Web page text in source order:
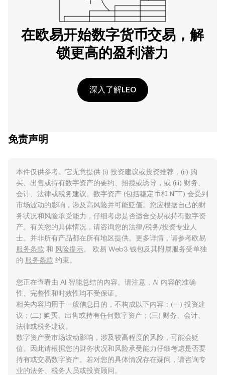
在欧易开始数字货币交易，解
锁更高的盈利潜力
深入了解LEO
免责声明
本件仅供参考。它无意提供 (i) 投资建议或投资推荐，(ii) 购
买、出售或持有数字资产的要约、招揽或诱导，或 (iii) 财务、
会计、法律或税务建议。数字资产 (包括稳定币和 NFT) 会受到
市场波动的影响，涉及高风险并可能贬值。您应根据自己的财
务状况和风险承受能力，仔细考虑是否适合交易或持有数字资
产。有关您的具体情况，请咨询您的法律/税务/投资专业人
士。并非所有产品都在所有地区提供。更多详情，请参考欧易
服务条款 和 风险提示。 欧易 Web3 钱包及其附属服务受单独
的 服务条款 约束。
您正在查看由 AI 智能总结的内容。请注意，AI 内容的准确
性、完整性和时效性均不受保证。
相关内容均用于一般信息目的，不构成以下内容：(一) 投资建
议；(二) 购买、出售或持有任何数字资产；(三) 财务、会计、
法律或税务建议。
数字资产受市场波动影响，涉及较高程度的风险，可能会贬
值。因此请根据您的财务状况和风险承受能力仔细考虑是否要
持有或交易数字资产。若对您的具体情况存在疑问，请咨询专
业的法务、税务人员或投资顾问。